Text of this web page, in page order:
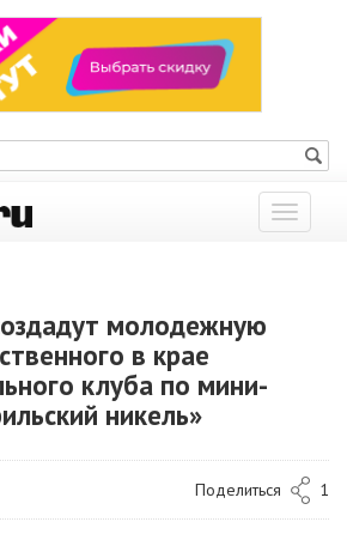
Показать
меню
молодежную
в крае
клуба по мини-
никель»
Поделиться 1